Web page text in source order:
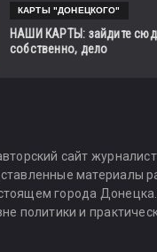
КАРТЫ "ДОНЕЦКОГО"
НАШИ КАРТЫ: зайдите
собственно, дело
сайт
материалы
города
политики и